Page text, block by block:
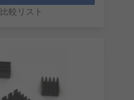
比較リスト